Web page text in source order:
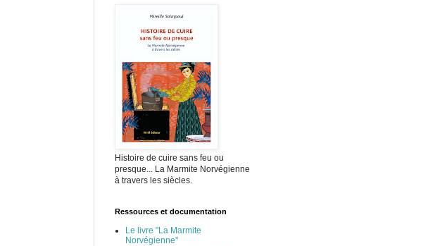
Histoire de cuire sans feu ou
presque... La Marmite Norvégienne
à travers les siècles.
Ressources et documentation
Le livre "La Marmite
Norvégienne"